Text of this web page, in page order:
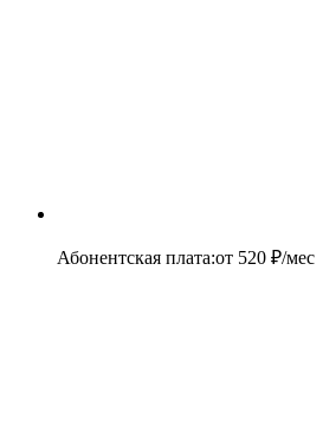
Абонентская плата:от 520 ₽/мес